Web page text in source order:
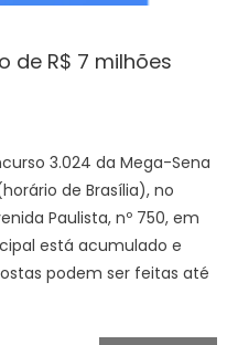
de R$ 7 milhões
3.024 da Mega-Sena
de Brasília), no
Paulista, nº 750, em
está acumulado e
podem ser feitas até